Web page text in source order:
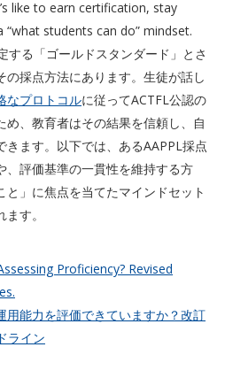
like to earn certification, stay
students can do” mindset.
する「ゴールドスタンダード」とさ
採点方法にあります。生徒が話し
なプロトコルに従ってACTFL公認の
、教育者はその結果を信頼し、自
ます。以下では、あるAAPPL採点
、評価基準の一貫性を維持する方
」に焦点を当てたマインドセット
す。
Proficiency? Revised
用能力を評価できていますか？改訂
ライン